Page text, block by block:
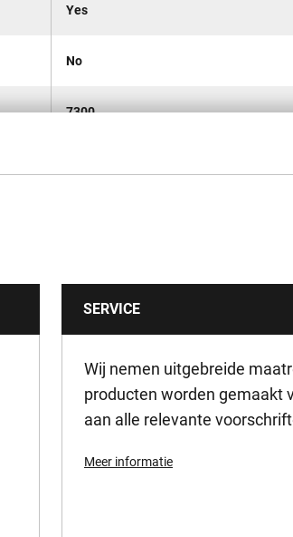
Yes
No
7300
3.2SERVICE
Wij nemen uitgebreide
producten worden gemaakt
aan alle relevante
Meer informatie